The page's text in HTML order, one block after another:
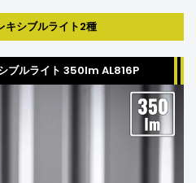
キシブルライト2種
ブルライト 350lm AL816P